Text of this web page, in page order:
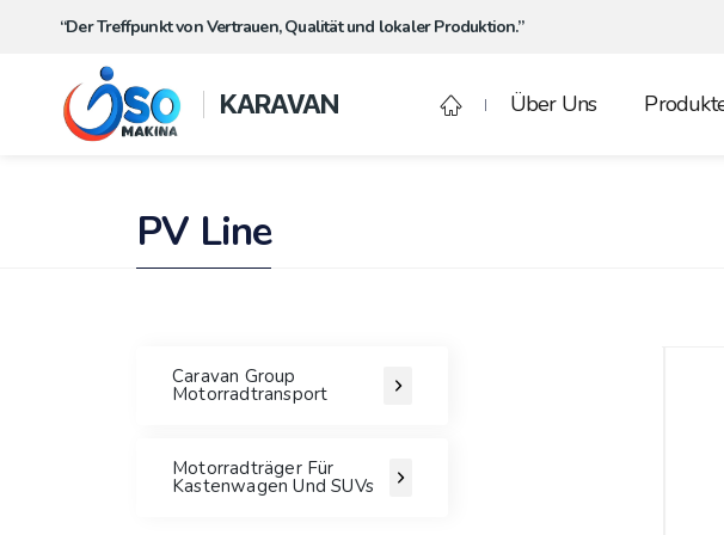
“Der Treffpunkt von Vertrauen, Qualität und lokaler Produktion.”
KARAVAN Über Uns
PV Line
Caravan Group
Motorradtransport
Motorradträger Für
Kastenwagen Und SUVs